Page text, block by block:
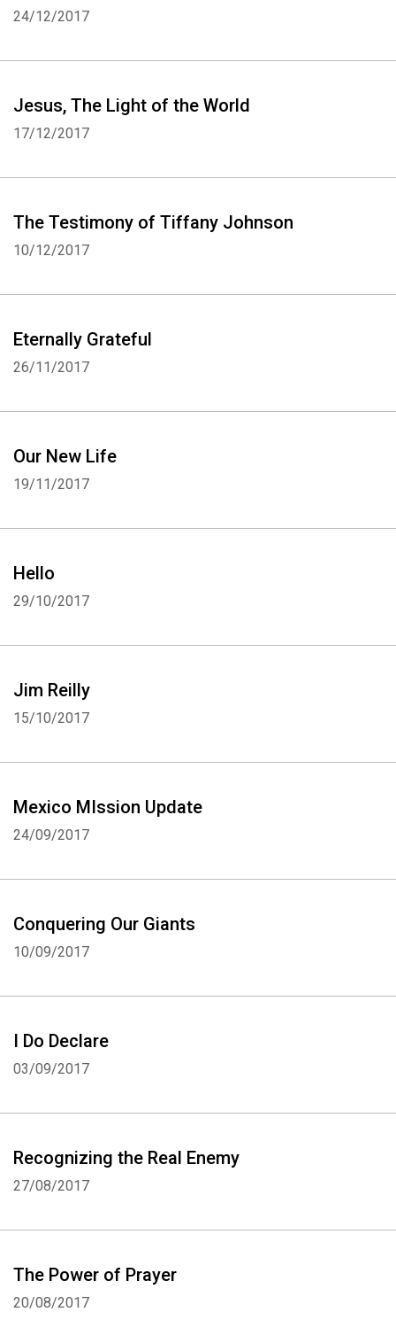
24/12/2017
Jesus, The Light of the World
17/12/2017
The Testimony of Tiffany Johnson
10/12/2017
Eternally Grateful
26/11/2017
Our New Life
19/11/2017
Hello
29/10/2017
Jim Reilly
15/10/2017
Mexico MIssion Update
24/09/2017
Conquering Our Giants
10/09/2017
I Do Declare
03/09/2017
Recognizing the Real Enemy
27/08/2017
The Power of Prayer
20/08/2017